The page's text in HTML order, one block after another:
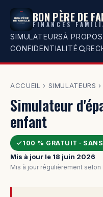
BON PÈRE DE
FINANCES
SIMULATEURSÀ PROPOS
CONFIDENTIALITÉ
ACCUEIL › SIMULATEURS ›
Simulateur
enfant
100 % GRATUIT ·
Mis à jour le 18 juin 2026
Mis à jour régulièrement